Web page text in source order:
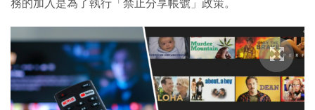
務的加入是為了執行「禁止分享帳號」政策。